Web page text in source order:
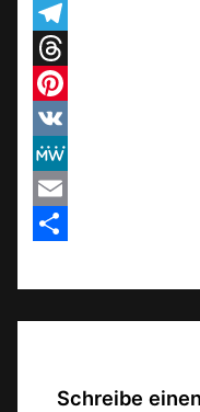
WhatsApp
Telegram
Threads
Pinterest
VK
MeWe
Email
Schreibe